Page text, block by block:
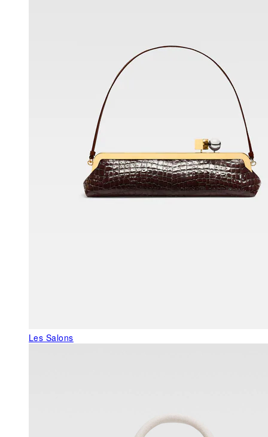
Les Salons